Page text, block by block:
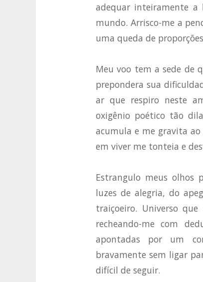
adequar inteiramente a
mundo. Arrisco-me a
uma queda de
Meu voo tem a sede de
prepondera sua
ar que respiro neste
oxigênio poético tão
acumula e me gravita
em viver me tonteia e
Estrangulo meus olhos
luzes de alegria, do
traiçoeiro. Universo
recheando-me com
apontadas por um
bravamente sem ligar
difícil de seguir.